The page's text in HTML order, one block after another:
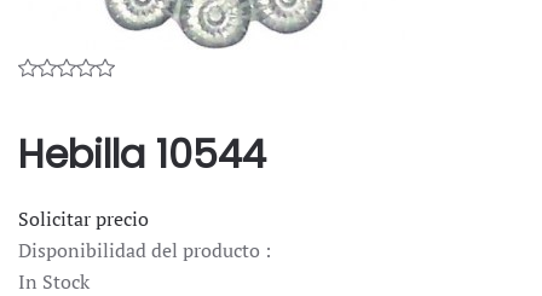
Hebilla 10544
Solicitar precio
Disponibilidad del producto :
In Stock